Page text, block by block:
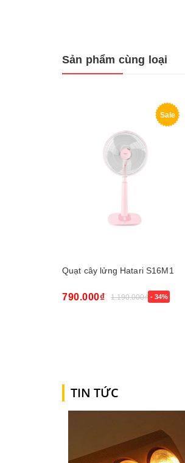
Sản phẩm cùng loại
Sale
Quạt cây lửng Hatari S16M1
790.000₫ 1.190.000₫ - 34%
TIN TỨC